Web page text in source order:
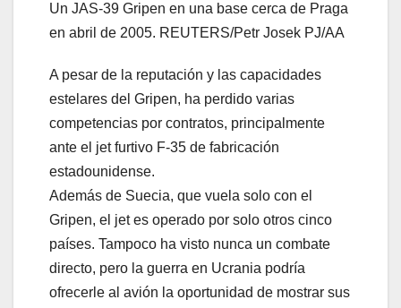
Un JAS-39 Gripen en una base cerca de Praga
en abril de 2005. REUTERS/Petr Josek PJ/AA
A pesar de la reputación y las capacidades
estelares del Gripen, ha perdido varias
competencias por contratos, principalmente
ante el jet furtivo F-35 de fabricación
estadounidense.
Además de Suecia, que vuela solo con el
Gripen, el jet es operado por solo otros cinco
países. Tampoco ha visto nunca un combate
directo, pero la guerra en Ucrania podría
ofrecerle al avión la oportunidad de mostrar sus